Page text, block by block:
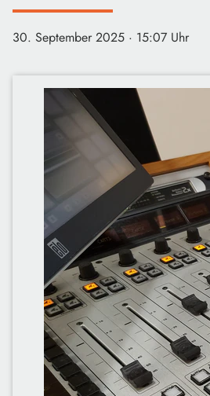
30. September 2025 · 15:07 Uhr